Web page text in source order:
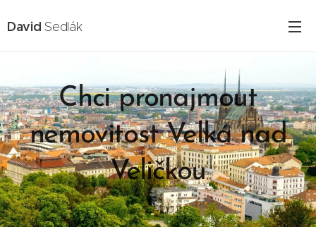
DavidSedlák
Chci pronajmout
nemovitost Velká nad
Veličkou
16.02.2025